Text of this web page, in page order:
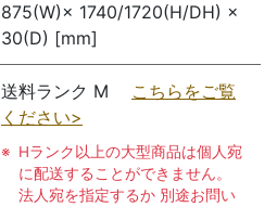
875(W)× 1740/1720(H/DH) ×
30(D) [mm]
送料ランク M こちらをご覧
ください>
Hランク以上の大型商品は個人宛
に配送することができません。
法人宛を指定するか 別途お問い